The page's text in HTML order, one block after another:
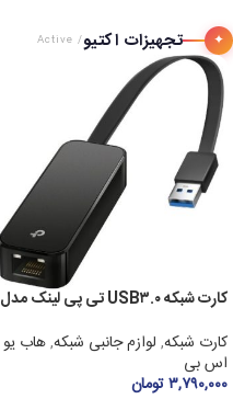
✦ تجهیزات اکتیو/ Active
کارت شبکه USB۳.۰ تی پی لینک مدل
کارت شبکه, لوازم جانبی شبکه,هاب یو
اس بی
۳,۷۹۰,۰۰۰تومان